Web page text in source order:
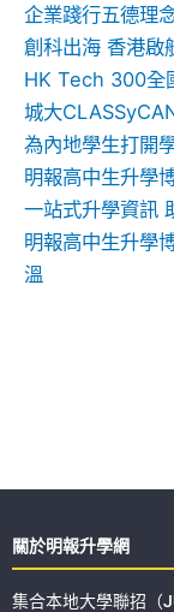
企業踐行五德理
創科出海 香港啟
HK Tech 300全
城大
為內地學生打開
明報高中生升學
一站式升學資訊
明報高中生升學
溫
關於明報升學網
集合本地大學聯招（